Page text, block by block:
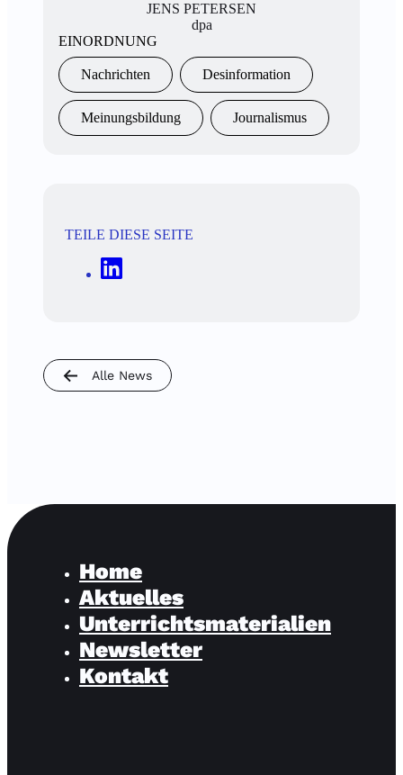
JENS PETERSEN
dpa
EINORDNUNG
Nachrichten Desinformation
Meinungsbildung Journalismus
TEILE DIESE SEITE
Alle News
Home
Aktuelles
Unterrichtsmaterialien
Newsletter
Kontakt